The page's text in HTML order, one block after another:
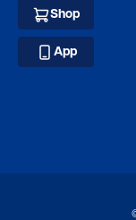
Shop
App